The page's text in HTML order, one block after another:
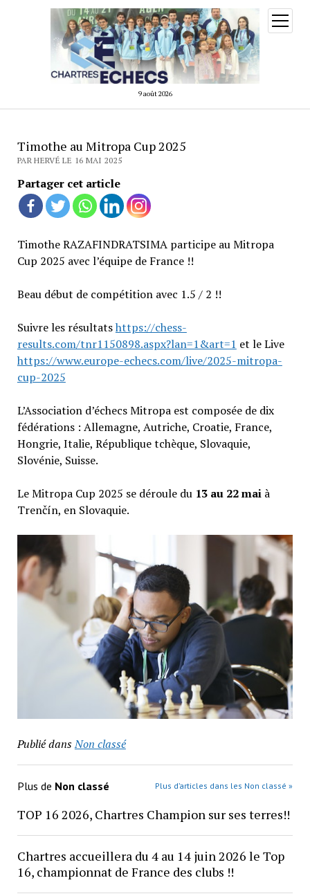
9 août 2026
ouvrir
menu
Timothe au Mitropa Cup 2025
PAR HERVÉ LE 16 MAI 2025
Partager cet article
Timothe RAZAFINDRATSIMA participe au Mitropa
Cup 2025 avec l’équipe de France !!
Beau début de compétition avec 1.5 / 2 !!
Suivre les résultatshttps://chess-
results.com/tnr1150898.aspx?lan=1&art=1 et le Live
https://www.europe-echecs.com/live/2025-mitropa-
cup-2025
L’Association d’échecs Mitropa est composée de dix
fédérations : Allemagne, Autriche, Croatie, France,
Hongrie, Italie, République tchèque, Slovaquie,
Slovénie, Suisse.
Le Mitropa Cup 2025 se déroule du 13 au 22 maià
Trenčín, en Slovaquie.
Publié dansNon classé
Plus de Non classé Plus d’articles dans les Non classé »
TOP 16 2026, Chartres Champion sur ses terres!!
Chartres accueillera du 4 au 14 juin 2026 le Top
16, championnat de France des clubs !!